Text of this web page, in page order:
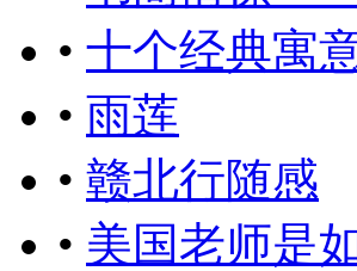
• 十个经典寓
• 雨莲
• 赣北行随感
• 美国老师是